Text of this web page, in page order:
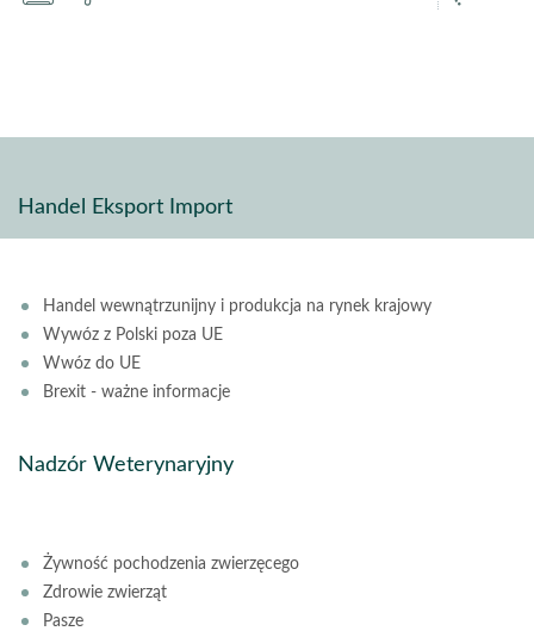
Handel Eksport Import
Handel wewnątrzunijny i produkcja na rynek krajowy
Wywóz z Polski poza UE
Wwóz do UE
Brexit - ważne informacje
Nadzór Weterynaryjny
Żywność pochodzenia zwierzęcego
Zdrowie zwierząt
Pasze